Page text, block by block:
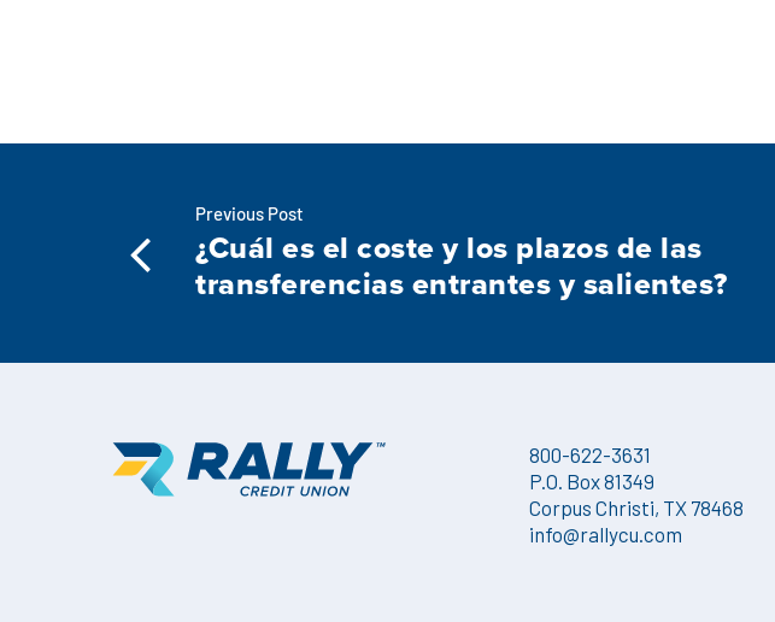
Previous Post
¿Cuál es el coste y los plazos de las
transferencias entrantes y salientes?
800-622-3631
P.O. Box 81349
Corpus Christi, TX 78468
info@rallycu.com